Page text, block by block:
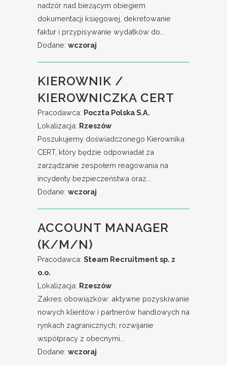
nadzór nad bieżącym obiegiem
dokumentacji księgowej, dekretowanie
faktur i przypisywanie wydatków do...
Dodane: wczoraj
KIEROWNIK /
KIEROWNICZKA CERT
Pracodawca: Poczta Polska S.A.
Lokalizacja: Rzeszów
Poszukujemy doświadczonego Kierownika
CERT, który będzie odpowiadał za
zarządzanie zespołem reagowania na
incydenty bezpieczeństwa oraz...
Dodane: wczoraj
ACCOUNT MANAGER
(K/M/N)
Pracodawca: Steam Recruitment sp. z
o.o.
Lokalizacja: Rzeszów
Zakres obowiązków: aktywne pozyskiwanie
nowych klientów i partnerów handlowych na
rynkach zagranicznych; rozwijanie
współpracy z obecnymi...
Dodane: wczoraj